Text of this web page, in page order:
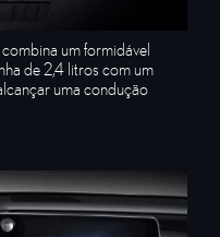
um formidável
de 2,4 litros com um
uma condução